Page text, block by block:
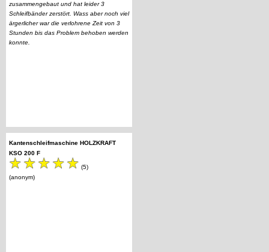
zusammengebaut und hat leider 3
Schleifbänder zerstört. Wass aber noch viel
ärgerlicher war die verlohrene Zeit von 3
Stunden bis das Problem behoben werden
konnte.
Kantenschleifmaschine HOLZKRAFT
KSO 200 F
(5)
(anonym)